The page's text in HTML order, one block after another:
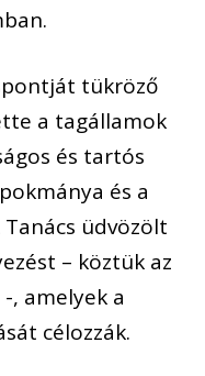
tükröző
a tagállamok
és tartós
és a
üdvözölt
– köztük az
, amelyek a
célozzák.